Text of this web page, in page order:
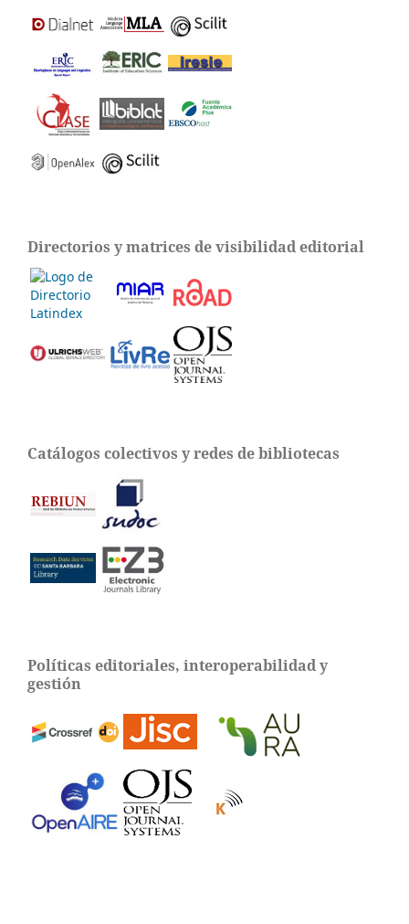
Directorios y matrices de visibilidad editorial
Catálogos colectivos y redes de bibliotecas
Políticas editoriales, interoperabilidad y
gestión